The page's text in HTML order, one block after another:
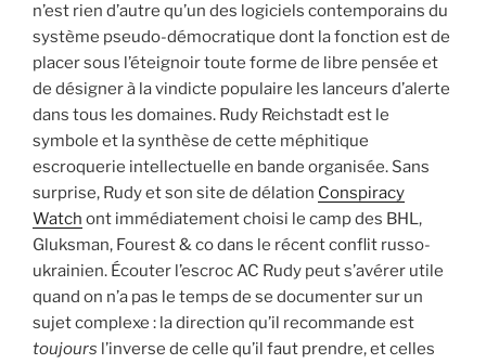
n’est rien d’autre qu’un des logiciels contemporains du
système pseudo-démocratique dont la fonction est de
placer sous l’éteignoir toute forme de libre pensée et
de désigner à la vindicte populaire les lanceurs d’alerte
dans tous les domaines. Rudy Reichstadt est le
symbole et la synthèse de cette méphitique
escroquerie intellectuelle en bande organisée. Sans
surprise, Rudy et son site de délation Conspiracy
Watch ont immédiatement choisi le camp des BHL,
Gluksman, Fourest & co dans le récent conflit russo-
ukrainien. Écouter l’escroc AC Rudy peut s’avérer utile
quand on n’a pas le temps de se documenter sur un
sujet complexe : la direction qu’il recommande est
toujours l’inverse de celle qu’il faut prendre, et celles